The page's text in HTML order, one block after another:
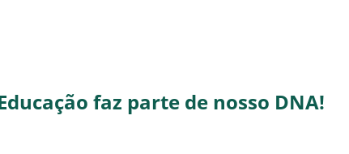
faz parte de nosso DNA!